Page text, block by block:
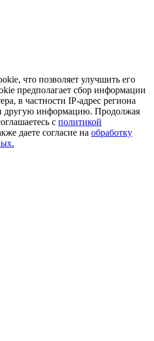
что позволяет улучшить его
предполагает сбор информации
в частности IP-адрес региона
другую информацию. Продолжая
с политикой
даете согласие на обработку